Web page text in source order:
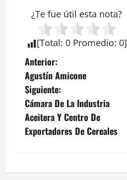
¿Te fue útil esta nota?
[Total: 0 Promedio: 0]
N
a
v
e
a
Anterior:
Agustín Amicone
Siguiente:
Cámara De La Industria
Aceitera Y Centro De
Exportadores De Cereales